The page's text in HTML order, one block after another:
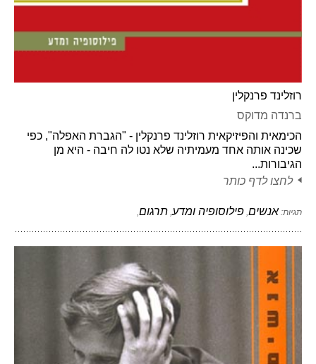
רוזלינד פרנקלין
ברנדה מדוקס
הכימאית והפיזיקאית רוזלינד פרנקלין - "הגברת האפלה", כפי
שכינה אותה אחד מעמיתיה שלא נטו לה חיבה - היא מן
הגיבורות...
לחצו לדף כותר
תגיות: אנשים, פילוסופיה ומדע, תרגום,